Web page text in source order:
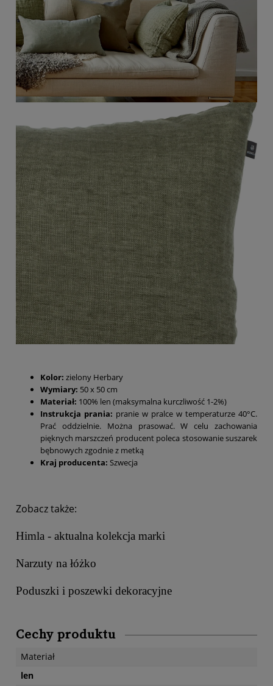
Kolor: zielony Herbary
Wymiary: 50 x 50 cm
Materiał: 100% len (maksymalna kurczliwość 1-2%)
Instrukcja prania: pranie w pralce w temperaturze 40°C.
Prać oddzielnie. Można prasować. W celu zachowania
pięknych marszczeń producent poleca stosowanie suszarek
bębnowych zgodnie z metką
Kraj producenta: Szwecja
Zobacz także:
Himla - aktualna kolekcja marki
Narzuty na łóżko
Poduszki i poszewki dekoracyjne
Cechy produktu
Materiał
len